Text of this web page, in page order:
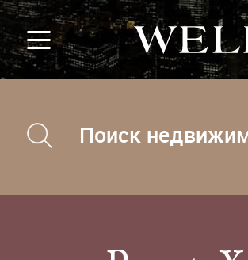
Поиск